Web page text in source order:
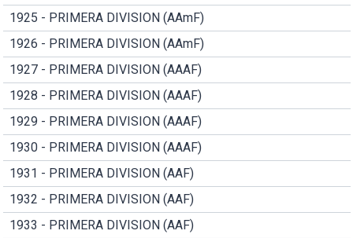
1925 - PRIMERA DIVISION (AAmF)
1926 - PRIMERA DIVISION (AAmF)
1927 - PRIMERA DIVISION (AAAF)
1928 - PRIMERA DIVISION (AAAF)
1929 - PRIMERA DIVISION (AAAF)
1930 - PRIMERA DIVISION (AAAF)
1931 - PRIMERA DIVISION (AAF)
1932 - PRIMERA DIVISION (AAF)
1933 - PRIMERA DIVISION (AAF)